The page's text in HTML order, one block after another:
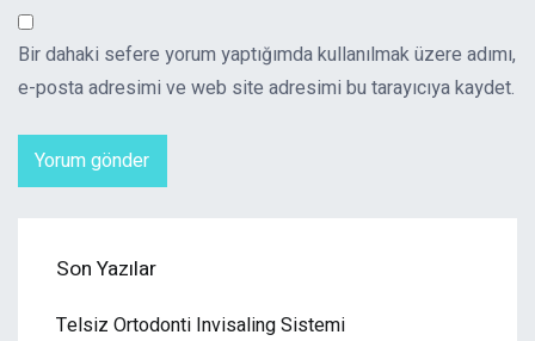
Bir dahaki sefere yorum yaptığımda kullanılmak üzere adımı,
e-posta adresimi ve web site adresimi bu tarayıcıya kaydet.
Son Yazılar
Telsiz Ortodonti Invisaling Sistemi